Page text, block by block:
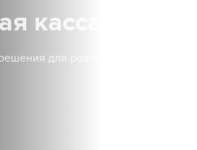
касса!
для розничной торговли.